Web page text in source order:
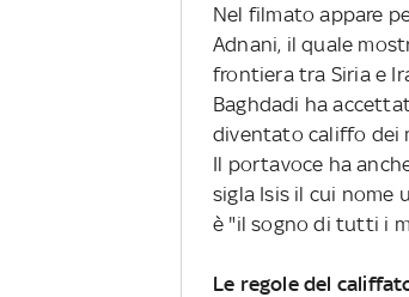
Nel filmato appare
Adnani, il quale
frontiera tra Siria e
Baghdadi ha
diventato califfo dei
Il portavoce ha
sigla Isis il cui nome
è "il sogno di tutti i
Le regole del